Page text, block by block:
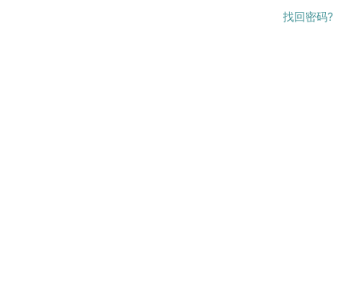
找回密码?